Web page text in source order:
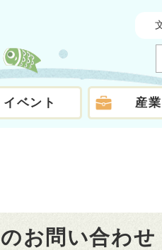
ベント 産
お問い合わせ